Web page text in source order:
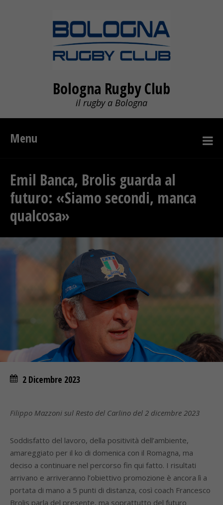
Bologna Rugby Club
il rugby a Bologna
Menu
Emil Banca, Brolis guarda al
futuro: «Siamo secondi, manca
qualcosa»
2 Dicembre 2023
Filippo Mazzoni sul Resto del Carlino del 2 dicembre 2023
Soddisfatto del lavoro, della positività dell’ambiente,
amareggiato per il ko di domenica con il Romagna, ma
deciso a continuare nel percorso fin qui fatto. I risultati
arrivano e arriveranno l’obiettivo promozione è ancora lì a
portata di mano a 5 punti di distanza, così coach Francesco
Brolis parla del presente, ma soprattutto del futuro